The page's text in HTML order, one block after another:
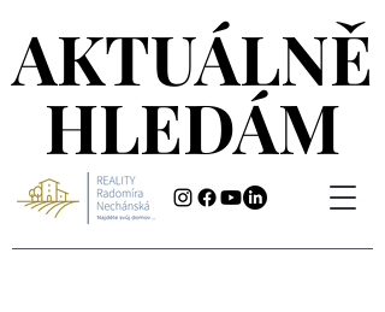
AKTUÁLNĚ
HLEDÁM
AKTUÁLNĚ
HLEDÁM